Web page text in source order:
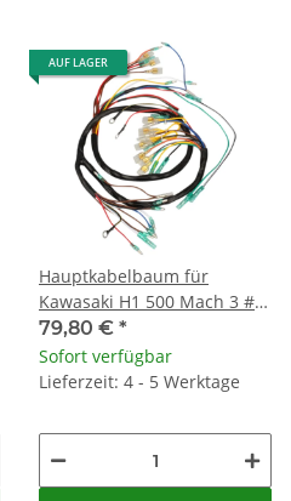
AUF LAGER
Hauptkabelbaum für
Kawasaki H1 500 Mach 3 #
1969-1971 # 26001-031
79,80 € *
Sofort verfügbar
Lieferzeit: 4 - 5 Werktage